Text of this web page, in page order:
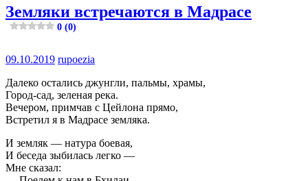
Земляки встречаются в Мадрасе
0 (0)
09.10.2019 rupoezia
Далеко остались джунгли, пальмы, храмы,
Город-сад, зеленая река.
Вечером, примчав с Цейлона прямо,
Встретил я в Мадрасе земляка.
И земляк — натура боевая,
И беседа зыбилась легко —
Мне сказал: